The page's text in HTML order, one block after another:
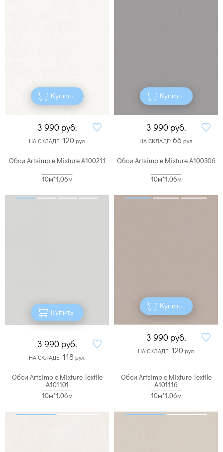
Купить
3 990 руб.
НА СКЛАДЕ: 120рул.
Купить
3 990 руб.
НА СКЛАДЕ: 66 рул.
Обои Artsimple Mixture A100211
10м*1.06м
Купить
3 990 руб.
НА СКЛАДЕ: 118 рул.
Обои Artsimple Mixture A100306
10м*1.06м
Купить
3 990 руб.
НА СКЛАДЕ: 120рул.
Обои Artsimple Mixture Textile
A101101
10м*1.06м
Обои Artsimple Mixture Textile
A101116
10м*1.06м